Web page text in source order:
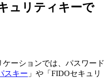
ュリティキーで
ーションでは、パスワード
スキー 」や「FIDOセキュリ